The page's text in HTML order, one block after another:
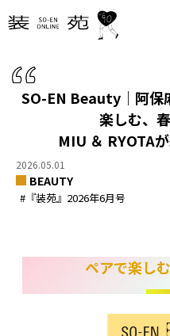
SO-EN Beauty｜阿保
楽しむ、
MIU ＆ RYOTA
2026.05.01
BEAUTY
#『装苑』2026年6月号
ペアで楽し